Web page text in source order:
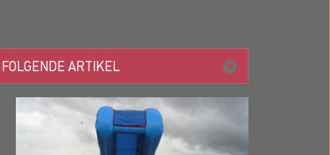
ARTIKEL